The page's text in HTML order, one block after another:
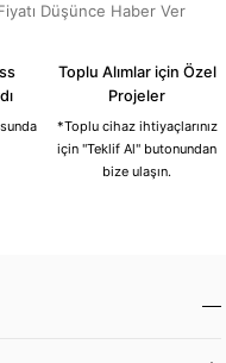
Düşünce Haber Ver
Toplu Alımlar için Özel
Projeler
*Toplu cihaz ihtiyaçlarınız
için "Teklif Al" butonundan
bize ulaşın.